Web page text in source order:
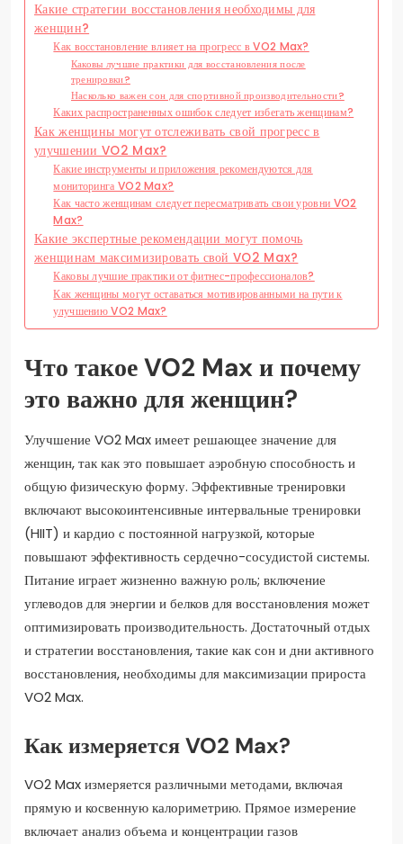
Какие стратегии восстановления необходимы для
женщин?
Как восстановление влияет на прогресс в VO2 Max?
Каковы лучшие практики для восстановления после
тренировки?
Насколько важен сон для спортивной производительности?
Каких распространенных ошибок следует избегать женщинам?
Как женщины могут отслеживать свой прогресс в
улучшении VO2 Max?
Какие инструменты и приложения рекомендуются для
мониторинга VO2 Max?
Как часто женщинам следует пересматривать свои уровни VO2
Max?
Какие экспертные рекомендации могут помочь
женщинам максимизировать свой VO2 Max?
Каковы лучшие практики от фитнес-профессионалов?
Как женщины могут оставаться мотивированными на пути к
улучшению VO2 Max?
Что такое VO2 Max и почему
это важно для женщин?
Улучшение VO2 Max имеет решающее значение для
женщин, так как это повышает аэробную способность и
общую физическую форму. Эффективные тренировки
включают высокоинтенсивные интервальные тренировки
(HIIT) и кардио с постоянной нагрузкой, которые
повышают эффективность сердечно-сосудистой системы.
Питание играет жизненно важную роль; включение
углеводов для энергии и белков для восстановления может
оптимизировать производительность. Достаточный отдых
и стратегии восстановления, такие как сон и дни активного
восстановления, необходимы для максимизации прироста
VO2 Max.
Как измеряется VO2 Max?
VO2 Max измеряется различными методами, включая
прямую и косвенную калориметрию. Прямое измерение
включает анализ объема и концентрации газов